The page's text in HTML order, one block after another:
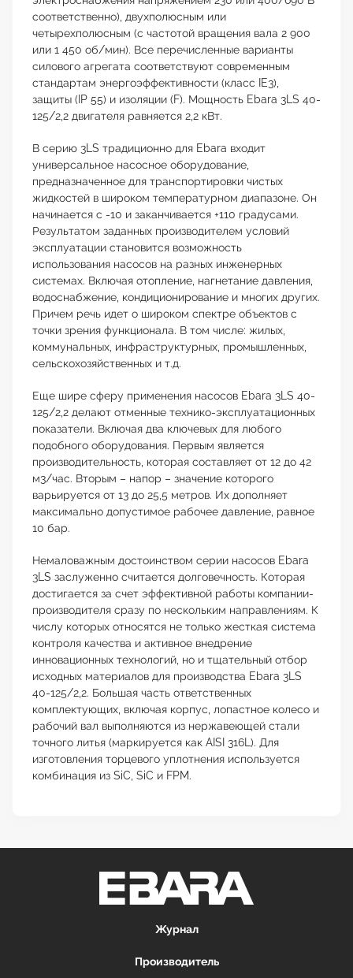
соответственно), двухполюсным или
четырехполюсным (с частотой вращения вала 2 900
или 1 450 об/мин). Все перечисленные варианты
силового агрегата соответствуют современным
стандартам энергоэффективности (класс IE3),
защиты (IP 55) и изоляции (F). Мощность Ebara 3LS 40-
125/2,2 двигателя равняется 2,2 кВт.
В серию 3LS традиционно для Ebara входит
универсальное насосное оборудование,
предназначенное для транспортировки чистых
жидкостей в широком температурном диапазоне. Он
начинается с -10 и заканчивается +110 градусами.
Результатом заданных производителем условий
эксплуатации становится возможность
использования насосов на разных инженерных
системах. Включая отопление, нагнетание давления,
водоснабжение, кондиционирование и многих других.
Причем речь идет о широком спектре объектов с
точки зрения функционала. В том числе: жилых,
коммунальных, инфраструктурных, промышленных,
сельскохозяйственных и т.д.
Еще шире сферу применения насосов Ebara 3LS 40-
125/2,2 делают отменные технико-эксплуатационных
показатели. Включая два ключевых для любого
подобного оборудования. Первым является
производительность, которая составляет от 12 до 42
м3/час. Вторым – напор – значение которого
варьируется от 13 до 25,5 метров. Их дополняет
максимально допустимое рабочее давление, равное
10 бар.
Немаловажным достоинством серии насосов Ebara
3LS заслуженно считается долговечность. Которая
достигается за счет эффективной работы компании-
производителя сразу по нескольким направлениям. К
числу которых относятся не только жесткая система
контроля качества и активное внедрение
инновационных технологий, но и тщательный отбор
исходных материалов для производства Ebara 3LS
40-125/2,2. Большая часть ответственных
комплектующих, включая корпус, лопастное колесо и
рабочий вал выполняются из нержавеющей стали
точного литья (маркируется как AISI 316L). Для
изготовления торцевого уплотнения используется
комбинация из SiC, SiC и FPM.
Журнал
Производитель